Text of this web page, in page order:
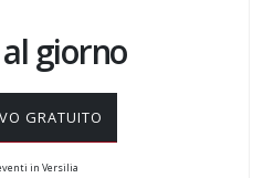
al giorno
GRATUITO
in Versilia